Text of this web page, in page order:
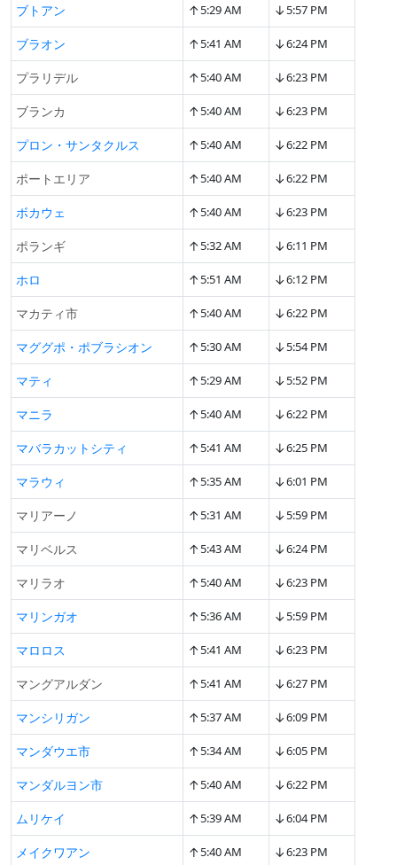
ブトアン ↑5:29 AM ↓5:57 PM
ブラオン ↑5:41 AM ↓6:24 PM
プラリデル ↑5:40 AM ↓6:23 PM
ブランカ ↑5:40 AM ↓6:23 PM
プロン・サンタクルス ↑5:40 AM ↓6:22 PM
ポートエリア ↑5:40 AM ↓6:22 PM
ボカウェ ↑5:40 AM ↓6:23 PM
ポランギ ↑5:32 AM ↓6:11 PM
ホロ ↑5:51 AM ↓6:12 PM
マカティ市 ↑5:40 AM ↓6:22 PM
マググポ・ポブラシオン ↑5:30 AM ↓5:54 PM
マティ ↑5:29 AM ↓5:52 PM
マニラ ↑5:40 AM ↓6:22 PM
マバラカットシティ ↑5:41 AM ↓6:25 PM
マラウィ ↑5:35 AM ↓6:01 PM
マリアーノ ↑5:31 AM ↓5:59 PM
マリベルス ↑5:43 AM ↓6:24 PM
マリラオ ↑5:40 AM ↓6:23 PM
マリンガオ ↑5:36 AM ↓5:59 PM
マロロス ↑5:41 AM ↓6:23 PM
マングアルダン ↑5:41 AM ↓6:27 PM
マンシリガン ↑5:37 AM ↓6:09 PM
マンダウエ市 ↑5:34 AM ↓6:05 PM
マンダルヨン市 ↑5:40 AM ↓6:22 PM
ムリケイ ↑5:39 AM ↓6:04 PM
メイクワアン ↑5:40 AM ↓6:23 PM